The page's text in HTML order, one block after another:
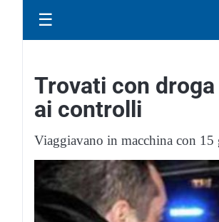
☰
Trovati con
ai controlli
Viaggiavano in macchina con